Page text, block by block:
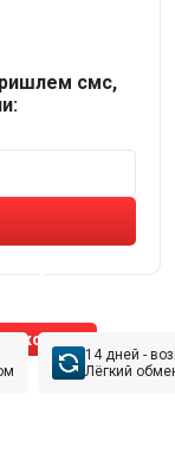
смс,
эксперту
14 дней -
Лёгкий